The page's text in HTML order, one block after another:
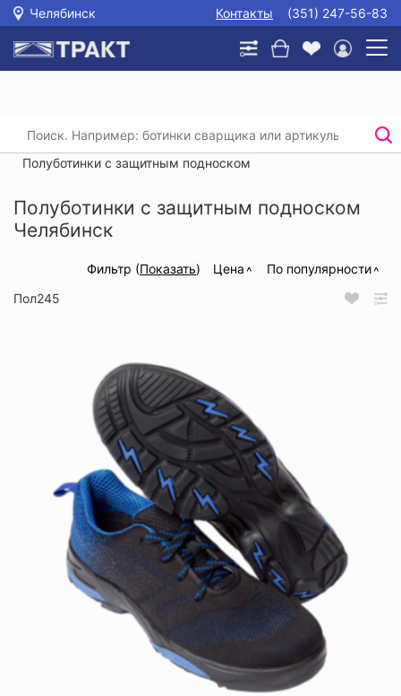
Челябинск Контакты (351) 247-56-83
Главная / /
Полуботинки, кроссовки, туфли
Полуботинки с защитным подноском
Полуботинки с защитным подноском
Челябинск
Фильтр (Показать) Цена
По популярности
Пол245